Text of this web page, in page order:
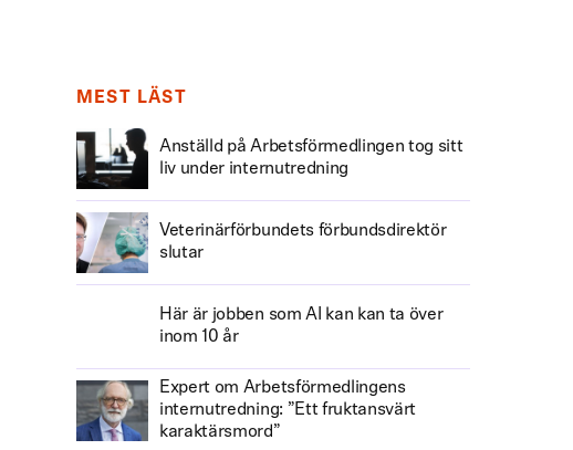
MEST LÄST
Anställd på Arbetsförmedlingen tog sitt
liv under internutredning
Veterinärförbundets förbundsdirektör
slutar
Här är jobben som AI kan kan ta över
inom 10 år
Expert om Arbetsförmedlingens
internutredning: ”Ett fruktansvärt
karaktärsmord”